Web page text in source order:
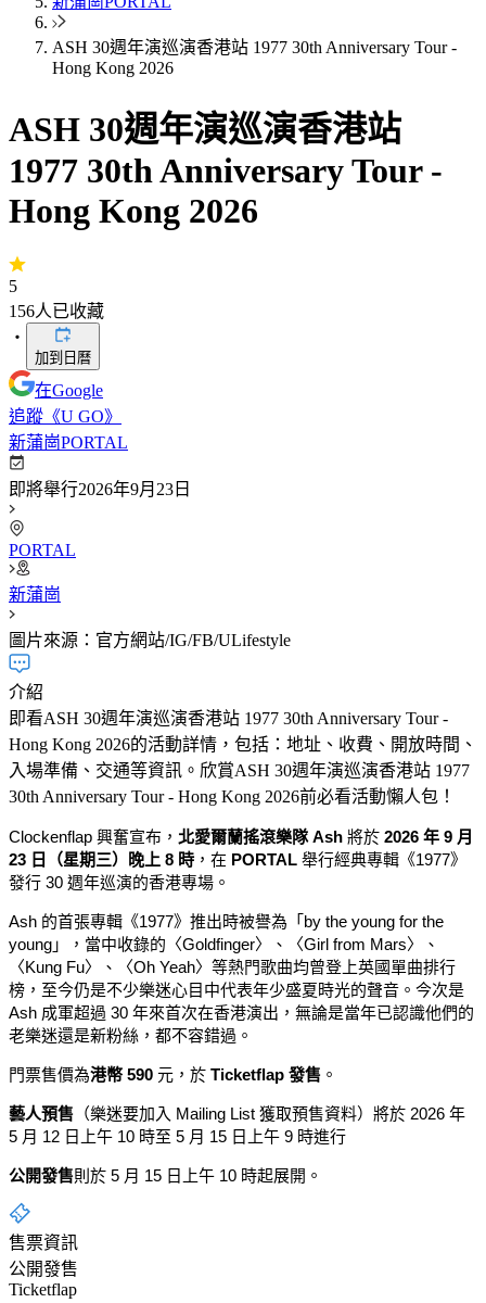
ASH 30週年演巡演香港站 1977 30th Anniversary Tour -
Hong Kong 2026
ASH 30週年演巡演香港站
1977 30th Anniversary Tour -
Hong Kong 2026
5
156人已收藏
・
加到日曆
在Google
追蹤《U GO》
新蒲崗PORTAL
即將舉行2026年9月23日
PORTAL
新蒲崗
圖片來源：官方網站/IG/FB/ULifestyle
介紹
即看ASH 30週年演巡演香港站 1977 30th Anniversary Tour -
Hong Kong 2026的活動詳情，包括：地址、收費、開放時間、
入場準備、交通等資訊。欣賞ASH 30週年演巡演香港站 1977
30th Anniversary Tour - Hong Kong 2026前必看活動懶人包！
Clockenflap 興奮宣布， 北愛爾蘭搖滾樂隊 Ash 將於 2026 年 9 月
23 日（星期三）晚上 8 時 ，在 PORTAL 舉行經典專輯《1977》
發行 30 週年巡演的香港專場。
Ash 的首張專輯《1977》推出時被譽為「by the young for the
young」，當中收錄的〈Goldfinger〉、〈Girl from Mars〉、
〈Kung Fu〉、〈Oh Yeah〉等熱門歌曲均曾登上英國單曲排行
榜，至今仍是不少樂迷心目中代表年少盛夏時光的聲音。今次是
Ash 成軍超過 30 年來首次在香港演出，無論是當年已認識他們的
老樂迷還是新粉絲，都不容錯過。
門票售價為港幣 590 元，於 Ticketflap 發售 。
藝人預售 （樂迷要加入 Mailing List 獲取預售資料）將於 2026 年
5 月 12 日上午 10 時至 5 月 15 日上午 9 時進行
公開發售則於 5 月 15 日上午 10 時起展開。
售票資訊
公開發售
Ticketflap